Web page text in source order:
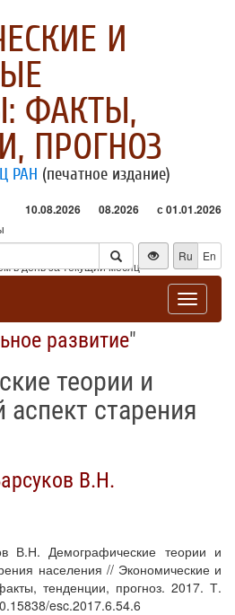
И
ФАКТЫ,
ПРОГНОЗ
РАН (печатное издание)
10.08.2026 08.2026 с 01.01.2026
в день за текущий месяц
Ru En
Toggle
развитие"
теории и
старения
В.Н.
В.Н. Демографические теории и
населения // Экономические и
тенденции, прогноз. 2017. Т.
esc.2017.6.54.6